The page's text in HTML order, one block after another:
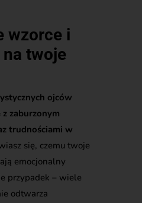
wzorce i
na twoje
ojców
z zaburzonym
trudnościami w
się, czemu twoje
emocjonalny
przypadek – wiele
odtwarza